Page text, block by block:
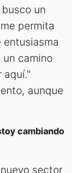
un
permita
entusiasma
camino
aquí."
aunque
cambiando
sector